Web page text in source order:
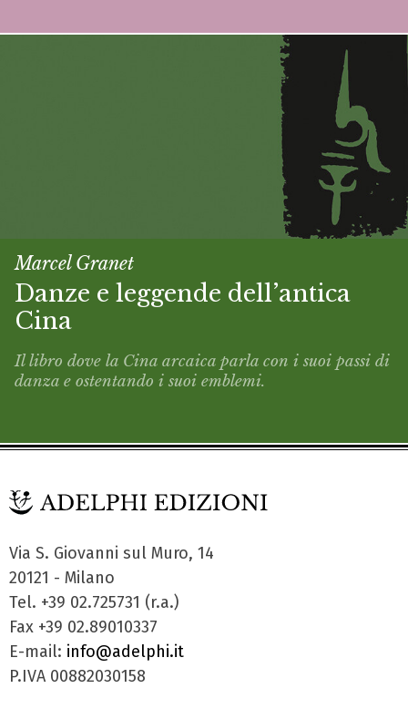
Marcel Granet
Danze e leggende dell’antica
Cina
Il libro dove la Cina arcaica parla con i suoi passi di
danza e ostentando i suoi emblemi.
Via S. Giovanni sul Muro, 14
20121 - Milano
Tel. +39 02.725731 (r.a.)
Fax +39 02.89010337
E-mail: info@adelphi.it
P.IVA 00882030158